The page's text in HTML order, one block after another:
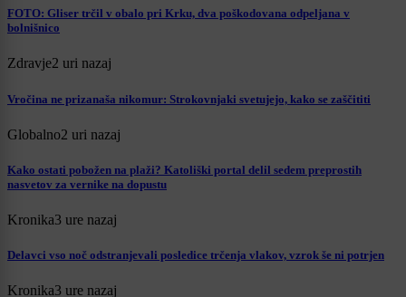
FOTO: Gliser trčil v obalo pri Krku, dva poškodovana odpeljana v
bolnišnico
Zdravje2 uri nazaj
Vročina ne prizanaša nikomur: Strokovnjaki svetujejo, kako se zaščititi
Globalno2 uri nazaj
Kako ostati pobožen na plaži? Katoliški portal delil sedem preprostih
nasvetov za vernike na dopustu
Kronika3 ure nazaj
Delavci vso noč odstranjevali posledice trčenja vlakov, vzrok še ni potrjen
Kronika3 ure nazaj